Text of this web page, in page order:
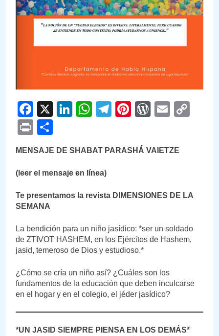
Facebook
X LinkedIn
WhatsApp
Telegram
PinterestEmail
Print
MENSAJE DE SHABAT PARASHÁ VAIETZE
(leer el mensaje en línea)
Te presentamos la revista DIMENSIONES DE LA
SEMANA
La bendición para un niño jasídico: *ser un soldado
de ZTIVOT HASHEM, en los Ejércitos de Hashem,
jasid, temeroso de Dios y estudioso.*
¿Cómo se cría un niño así? ¿Cuáles son los
fundamentos de la educación que deben inculcarse
en el hogar y en el colegio, el jéder jasídico?
*UN JASID SIEMPRE PIENSA EN LOS DEMÁS*